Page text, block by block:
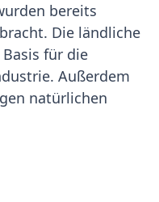
bereits
Die ländliche
für die
Außerdem
natürlichen